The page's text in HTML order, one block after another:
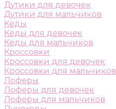
Дутики для девочек
Дутики для мальчиков
Кеды
Кеды для девочек
Кеды для мальчиков
Кроссовки
Кроссовки для девочек
Кроссовки для мальчиков
Лоферы
Лоферы для девочек
Лоферы для мальчиков